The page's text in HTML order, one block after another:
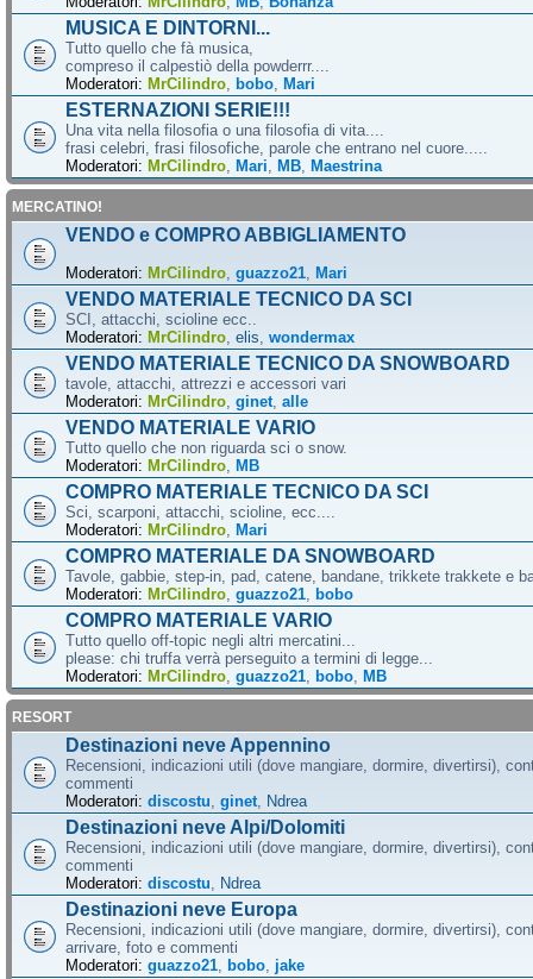
MUSICA E DINTORNI...
Tutto quello che fà musica,
compreso il calpestiò della powderrr....
Moderatori: MrCilindro bobo Mari
ESTERNAZIONI SERIE!!!
Una vita nella filosofia o una filosofia di vita....
frasi celebri, frasi filosofiche, parole che entrano nel cuore.....
Moderatori: MrCilindro Mari MB Maestrina
MERCATINO!
VENDO e COMPRO ABBIGLIAMENTO
Moderatori: MrCilindro guazzo21 Mari
VENDO MATERIALE TECNICO DA SCI
SCI, attacchi, scioline ecc..
Moderatori: MrCilindro elis wondermax
VENDO MATERIALE TECNICO DA SNOWBOARD
tavole, attacchi, attrezzi e accessori vari
Moderatori: MrCilindro ginet alle
VENDO MATERIALE VARIO
Tutto quello che non riguarda sci o snow.
Moderatori: MrCilindro MB
COMPRO MATERIALE TECNICO DA SCI
Sci, scarponi, attacchi, scioline, ecc....
Moderatori: MrCilindro Mari
COMPRO MATERIALE DA SNOWBOARD
Tavole, gabbie, step-in, pad, catene, bandane, trikkete trakkete e
Moderatori: MrCilindro guazzo21 bobo
COMPRO MATERIALE VARIO
Tutto quello off-topic negli altri mercatini...
please: chi truffa verrà perseguito a termini di legge...
Moderatori: MrCilindro guazzo21 bobo MB
RESORT
Destinazioni neve Appennino
Recensioni, indicazioni utili (dove mangiare, dormire, divertirsi),
commenti
Moderatori: discostu ginet Ndrea
Destinazioni neve Alpi/Dolomiti
Recensioni, indicazioni utili (dove mangiare, dormire, divertirsi),
commenti
Moderatori: discostu Ndrea
Destinazioni neve Europa
Recensioni, indicazioni utili (dove mangiare, dormire, divertirsi),
arrivare, foto e commenti
Moderatori: guazzo21 bobo jake